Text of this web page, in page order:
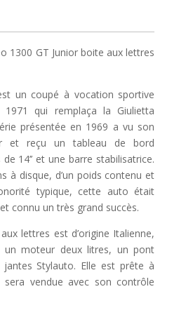
1300 GT Junior boite aux lettres
un coupé à vocation sportive
qui remplaça la Giulietta
présentée en 1969 a vu son
et reçu un tableau de bord
14’’ et une barre stabilisatrice.
à disque, d’un poids contenu et
typique, cette auto était
connu un très grand succès.
lettres est d’origine Italienne,
moteur deux litres, un pont
Stylauto. Elle est prête à
vendue avec son contrôle